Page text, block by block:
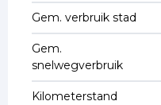
Gem. verbruik stad
Gem.
snelwegverbruik
Kilometerstand